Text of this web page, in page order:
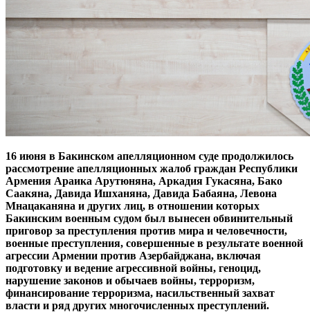
16 июня в Бакинском апелляционном суде продолжилось
рассмотрение апелляционных жалоб граждан Республики
Армения Араика Арутюняна, Аркадия Гукасяна, Бако
Саакяна, Давида Ишханяна, Давида Бабаяна, Левона
Мнацаканяна и других лиц, в отношении которых
Бакинским военным судом был вынесен обвинительный
приговор за преступления против мира и человечности,
военные преступления, совершенные в результате военной
агрессии Армении против Азербайджана, включая
подготовку и ведение агрессивной войны, геноцид,
нарушение законов и обычаев войны, терроризм,
финансирование терроризма, насильственный захват
власти и ряд других многочисленных преступлений.